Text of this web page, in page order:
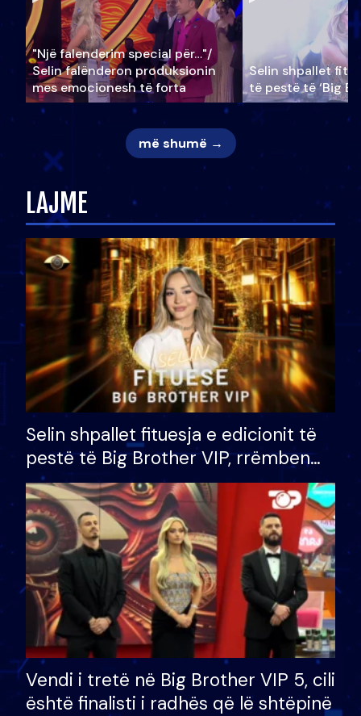
"Një falenderim special për…"/
Selin falënderon produksionin
mes emocionesh të forta
Selin shpallet
të pestë të ‘Big
më shumë →
LAJME
Selin shpallet fituesja e edicionit të
pestë të Big Brother VIP, rrëmben
çmimin e madh prej 100 mijë eurosh
Vendi i tretë në Big Brother VIP 5, cili
është finalisti i radhës që lë shtëpinë